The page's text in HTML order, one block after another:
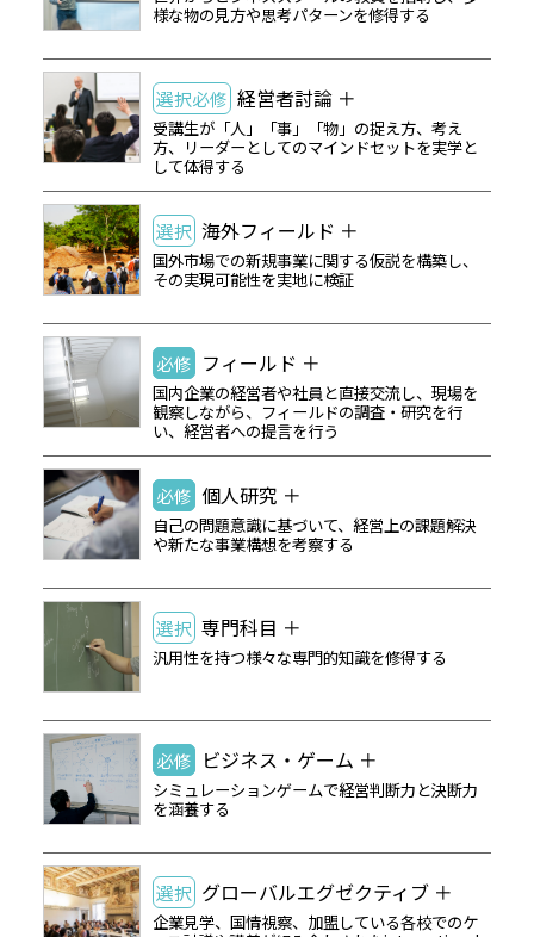
様な物の見方や思考パターンを修得する
選択必修 経営者討論 ＋
受講生が「人」「事」「物」の捉え方、考え
方、リーダーとしてのマインドセットを実学と
して体得する
選択 海外フィールド ＋
国外市場での新規事業に関する仮説を構築し、
その実現可能性を実地に検証
必修 フィールド ＋
国内企業の経営者や社員と直接交流し、現場を
観察しながら、フィールドの調査・研究を行
い、経営者への提言を行う
必修 個人研究 ＋
自己の問題意識に基づいて、経営上の課題解決
や新たな事業構想を考察する
選択 専門科目 ＋
汎用性を持つ様々な専門的知識を修得する
必修 ビジネス・ゲーム ＋
シミュレーションゲームで経営判断力と決断力
を涵養する
選択 グローバルエグゼクティブ ＋
企業見学、国情視察、加盟している各校でのケ